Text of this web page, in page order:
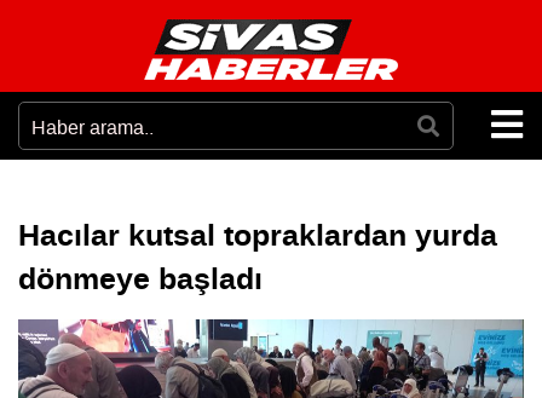
Hacılar kutsal topraklardan yurda
dönmeye başladı